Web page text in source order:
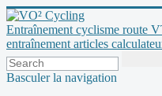
Entraînement cyclisme route
entraînement articles
Basculer la navigation